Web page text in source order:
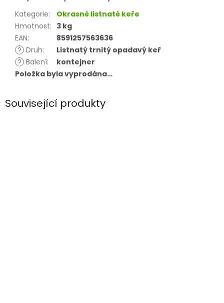
Kategorie:
Okrasné listnaté keře
Hmotnost: 3 kg
EAN:
8591257563636
? Druh:
Listnatý trnitý opadavý keř
? Balení:
kontejner
Položka byla vyprodána…
Související produkty